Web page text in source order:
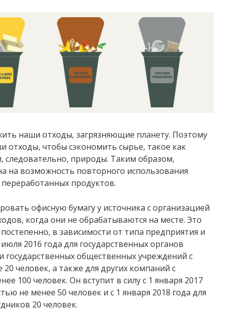
наши отходы, загрязняющие планету. Поэтому
отходы, чтобы сэкономить сырье, такое как
следовательно, природы. Таким образом,
​​на возможность повторного использования
продуктов.
офисную бумагу у источника с организацией
когда они не обрабатываются на месте. Это
в зависимости от типа предприятия и
2016 года для государственных органов
государственных общественных учреждений с
человек, а также для других компаний с
100 человек. Он вступит в силу с 1 января 2017
не менее 50 человек и с 1 января 2018 года для
20 человек.